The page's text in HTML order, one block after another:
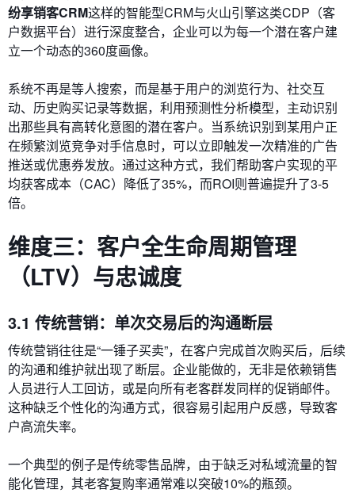
纷享销客CRM这样的智能型CRM与火山引擎这类CDP（客
户数据平台）进行深度整合，企业可以为每一个潜在客户建
立一个动态的360度画像。
系统不再是等人搜索，而是基于用户的浏览行为、社交互
动、历史购买记录等数据，利用预测性分析模型，主动识别
出那些具有高转化意图的潜在客户。当系统识别到某用户正
在频繁浏览竞争对手信息时，可以立即触发一次精准的广告
推送或优惠券发放。通过这种方式，我们帮助客户实现的平
均获客成本（CAC）降低了35%，而ROI则普遍提升了3-5
倍。
维度三：客户全生命周期管理
（LTV）与忠诚度
3.1 传统营销：单次交易后的沟通断层
传统营销往往是“一锤子买卖”，在客户完成首次购买后，后续
的沟通和维护就出现了断层。企业能做的，无非是依赖销售
人员进行人工回访，或是向所有老客群发同样的促销邮件。
这种缺乏个性化的沟通方式，很容易引起用户反感，导致客
户高流失率。
一个典型的例子是传统零售品牌，由于缺乏对私域流量的智
能化管理，其老客复购率通常难以突破10%的瓶颈。